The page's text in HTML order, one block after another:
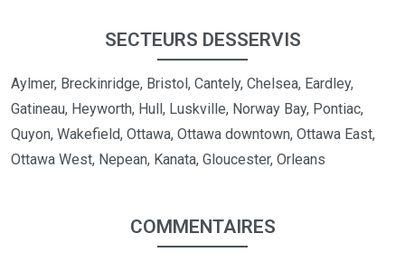
SECTEURS DESSERVIS
Aylmer, Breckinridge, Bristol, Cantely, Chelsea, Eardley,
Gatineau, Heyworth, Hull, Luskville, Norway Bay, Pontiac,
Quyon, Wakefield, Ottawa, Ottawa downtown, Ottawa East,
Ottawa West, Nepean, Kanata, Gloucester, Orleans
COMMENTAIRES